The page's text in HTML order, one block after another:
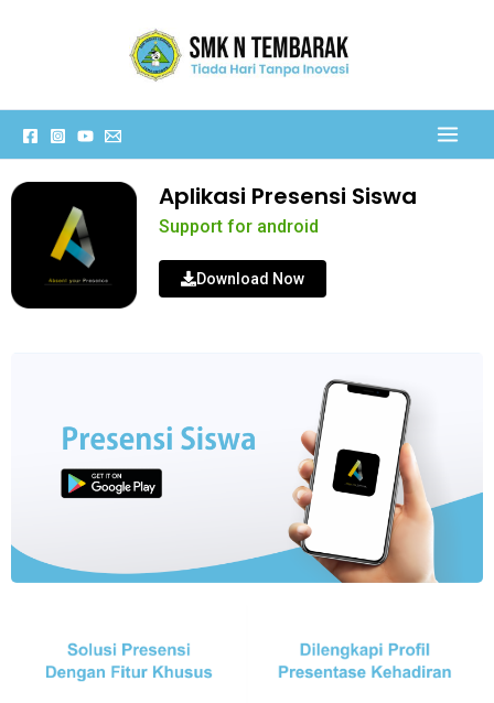
Aplikasi Presensi Siswa
Support for android
Download Now